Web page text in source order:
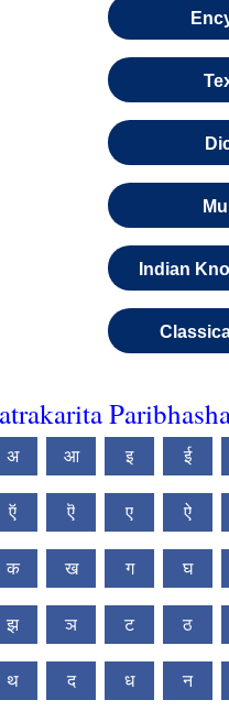
Indian
अ आ इ ई
ऍ ऎ ए ऐ
क ख ग घ
झ ञ ट ठ
थ द ध न